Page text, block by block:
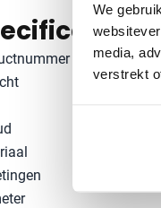
We
media,
verstrekt